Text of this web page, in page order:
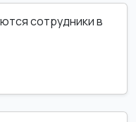
сотрудники в